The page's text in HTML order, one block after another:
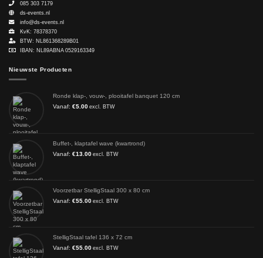
085 303 7179
ds-events.nl
info@ds-events.nl
KvK: 78378370
BTW: NL861368289B01
IBAN: NL89ABNA 0529163349
Nieuwste Producten
Ronde klap-, vouw-, plooitafel banquet 120 cm
Vanaf: €5.00 excl. BTW
Buffet-, klaptafel wave (kwartrond)
Vanaf: €13.00 excl. BTW
Voorzetbar StelligStaal 300 x 80 cm
Vanaf: €55.00 excl. BTW
StelligStaal tafel 136 x 72 cm
Vanaf: €55.00 excl. BTW